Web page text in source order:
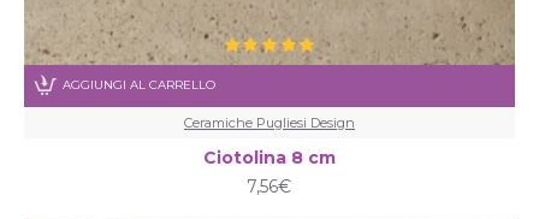
Ceramiche Pugliesi Design
Ciotolina 8 cm
7,56€
AGGIUNGI AL CARRELLO